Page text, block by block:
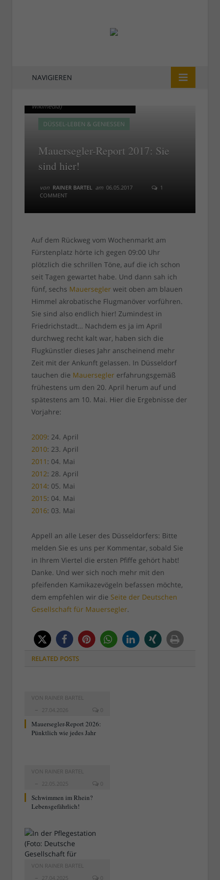
NAVIGIEREN
Wikimedia)
DÜSSEL-LEBEN & GENIESSEN
Mauersegler-Report 2017: Sie
sind hier!
von RAINER BARTEL am 06.05.2017
1
COMMENT
Wikimedia)
Auf dem Rückweg vom Wochenmarkt am
Fürstenplatz hörte ich gegen 09:00 Uhr
plötzlich die schrillen Töne, auf die ich schon
seit Tagen gewartet habe. Und dann sah ich
fünf, sechs Mauerseglerweit oben am blauen
Himmel akrobatische Flugmanöver vorführen.
Sie sind also endlich hier! Zumindest in
Friedrichstadt… Nachdem es ja im April
durchweg recht kalt war, haben sich die
Flugkünstler dieses Jahr anscheinend mehr
Zeit mit der Ankunft gelassen. In Düsseldorf
tauchen die Mauerseglererfahrungsgemäß
frühestens um den 20. April herum auf und
spätestens am 10. Mai. Hier die Ergebnisse der
Vorjahre:
2009: 24. April
2010: 23. April
2011 : 04. Mai
2012: 28. April
2014: 05. Mai
2015: 04. Mai
2016: 03. Mai
Appell an alle Leser des Düsseldorfers: Bitte
melden Sie es uns per Kommentar, sobald Sie
in Ihrem Viertel die ersten Pfiffe gehört habt!
Danke. Und wer sich noch mehr mit den
pfeifenden Kamikazevögeln befassen möchte,
dem empfehlen wir die Seite der Deutschen
Gesellschaft für Mauersegler.
RELATED POSTS
VON RAINER BARTEL
27.04.2026
0
Mauersegler-Report 2026:
Pünktlich wie jedes Jahr
VON RAINER BARTEL
22.05.2025
0
Schwimmen im Rhein?
Lebensgefährlich!
VON RAINER BARTEL
27.04.2025
0